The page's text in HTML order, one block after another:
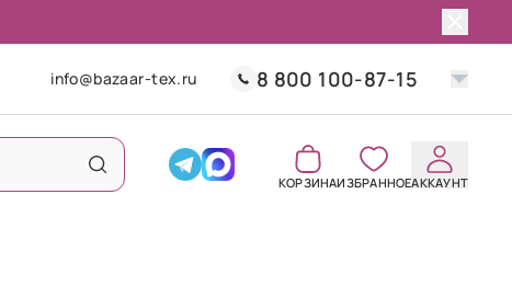
info@bazaar-tex.ru 8 800 100-87-15
КОРЗИНАИЗБРАННОЕАККАУНТ